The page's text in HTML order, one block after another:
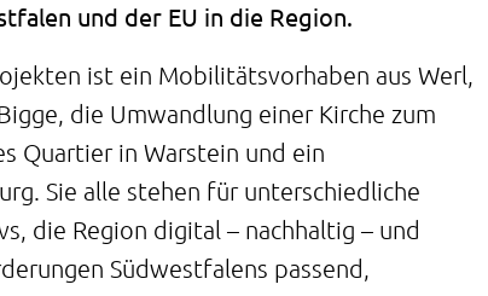
und der EU in die Region.
ist ein Mobilitätsvorhaben aus Werl,
die Umwandlung einer Kirche zum
Quartier in Warstein und ein
Sie alle stehen für unterschiedliche
die Region digital – nachhaltig – und
Südwestfalens passend,